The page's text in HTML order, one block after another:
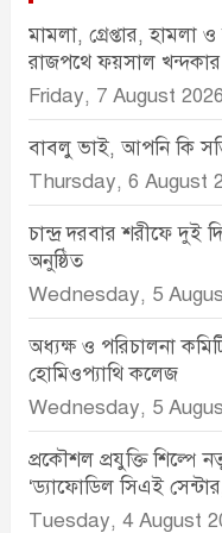
মামলা, গ্রেপ্তার, হামলা
রাজপথে ফয়সাল খন্দকার
Friday, 7 August 2026
বাবলু ভাই, আপনি কি
Thursday, 6 August
চান্দ্র দরবার শরীফে দুই
অনুষ্ঠিত
Wednesday, 5
অধ্যক্ষ ও পরিচালনা
হোমিওপ্যাথি কলেজ
Wednesday, 5
প্রকৌশল প্রযুক্তি শিল্পে
‘ড্যাফোডিল সিএই
Tuesday, 4 August